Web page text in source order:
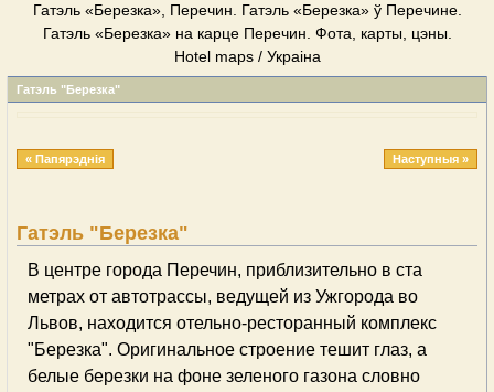
Гатэль «Березка», Перечин. Гатэль «Березка» ў Перечине.
Гатэль «Березка» на карце Перечин. Фота, карты, цэны.
Hotel maps / Украіна
Гатэль "Березка"
« Папярэднія Наступныя »
Гатэль "Березка"
В центре города Перечин, приблизительно в ста
метрах от автотрассы, ведущей из Ужгорода во
Львов, находится отельно-ресторанный комплекс
"Березка". Оригинальное строение тешит глаз, а
белые березки на фоне зеленого газона словно